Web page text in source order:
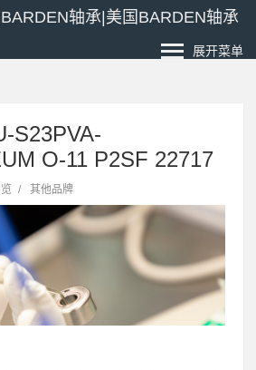
轴承|美国BARDEN轴承
展开菜单
S23PVA-
O-11 P2SF 22717
/ 其他品牌